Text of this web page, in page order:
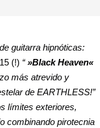
guitarra hipnóticas:
(!) “»Black Heaven«
más atrevido y
de EARTHLESS!”
límites exteriores,
combinando pirotecnia